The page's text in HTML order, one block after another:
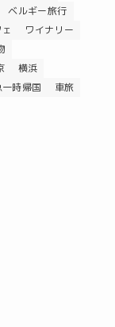
ベルギー旅行
ワイナリー
横浜
時帰国
車旅